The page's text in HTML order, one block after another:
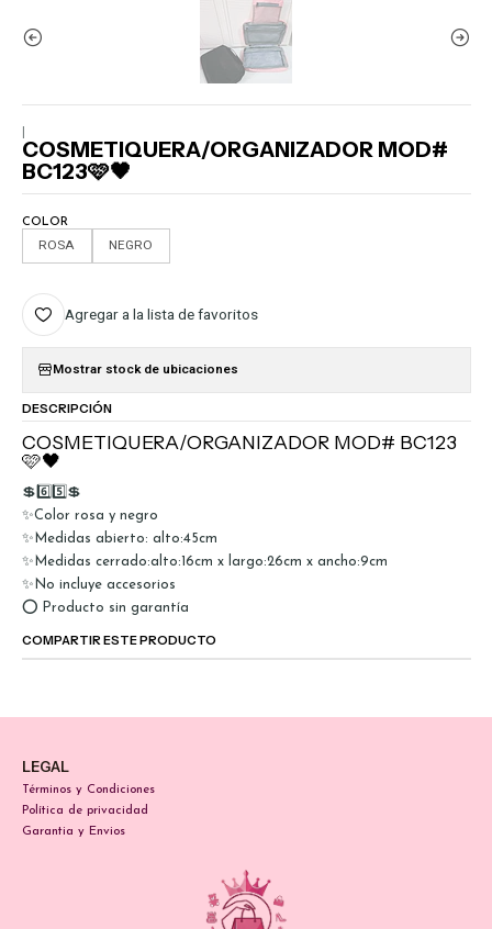
COSMETIQUERA/ORGANIZADOR MOD#
BC123🩷🖤
COLOR
ROSA NEGRO
Agregar a la lista de favoritos
Mostrar stock de ubicaciones
DESCRIPCIÓN
COSMETIQUERA/ORGANIZADOR MOD# BC123
🩷🖤
💲6️⃣5️⃣💲
✨Color rosa y negro
✨Medidas abierto: alto:45cm
✨Medidas cerrado:alto:16cm x largo:26cm x ancho:9cm
✨No incluye accesorios
⭕ Producto sin garantía
COMPARTIR ESTE PRODUCTO
LEGAL
Términos y Condiciones
Política de privacidad
Garantia y Envios